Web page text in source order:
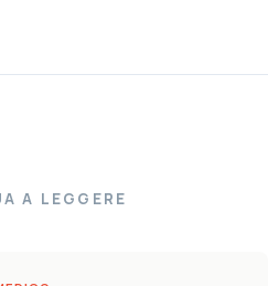
A LEGGERE